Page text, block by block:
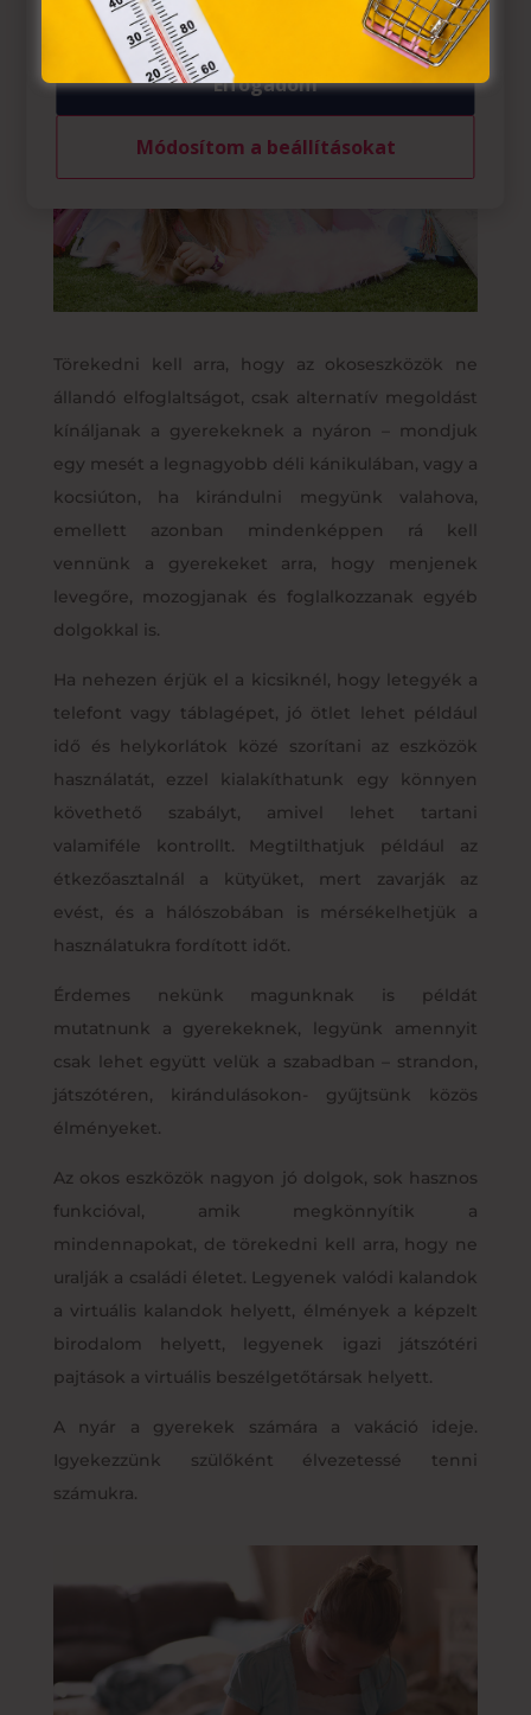
Törekedni kell arra, hogy az okoseszközök ne
állandó elfoglaltságot, csak alternatív megoldást
kínáljanak a gyerekeknek a nyáron – mondjuk
egy mesét a legnagyobb déli kánikulában, vagy a
kocsiúton, ha kirándulni megyünk valahova,
emellett azonban mindenképpen rá kell
vennünk a gyerekeket arra, hogy menjenek
levegőre, mozogjanak és foglalkozzanak egyéb
dolgokkal is.
Ha nehezen érjük el a kicsiknél, hogy letegyék a
telefont vagy táblagépet, jó ötlet lehet például
idő és helykorlátok közé szorítani az eszközök
használatát, ezzel kialakíthatunk egy könnyen
követhető szabályt, amivel lehet tartani
valamiféle kontrollt. Megtilthatjuk például az
étkezőasztalnál a kütyüket, mert zavarják az
evést, és a hálószobában is mérsékelhetjük a
használatukra fordított időt.
Érdemes nekünk magunknak is példát
mutatnunk a gyerekeknek, legyünk amennyit
csak lehet együtt velük a szabadban – strandon,
játszótéren, kirándulásokon- gyűjtsünk közös
élményeket.
Az okos eszközök nagyon jó dolgok, sok hasznos
funkcióval, amik megkönnyítik a
mindennapokat, de törekedni kell arra, hogy ne
uralják a családi életet. Legyenek valódi kalandok
a virtuális kalandok helyett, élmények a képzelt
birodalom helyett, legyenek igazi játszótéri
pajtások a virtuális beszélgetőtársak helyett.
A nyár a gyerekek számára a vakáció ideje.
Igyekezzünk szülőként élvezetessé tenni
számukra.
Elfogadom
Módosítom a beállításokat